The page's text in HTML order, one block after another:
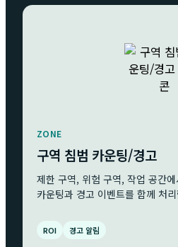
ZONE
구역 침범 카운팅/경고
제한 구역, 위험 구역, 작업 공간
카운팅과 경고 이벤트를 함께 처
ROI 경고 알림